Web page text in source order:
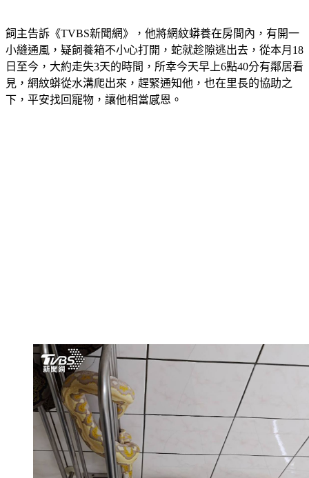
飼主告訴《TVBS新聞網》，他將網紋蟒養在房間內，有開一
小縫通風，疑飼養箱不小心打開，蛇就趁隙逃出去，從本月18
日至今，大約走失3天的時間，所幸今天早上6點40分有鄰居看
見，網紋蟒從水溝爬出來，趕緊通知他，也在里長的協助之
下，平安找回寵物，讓他相當感恩。